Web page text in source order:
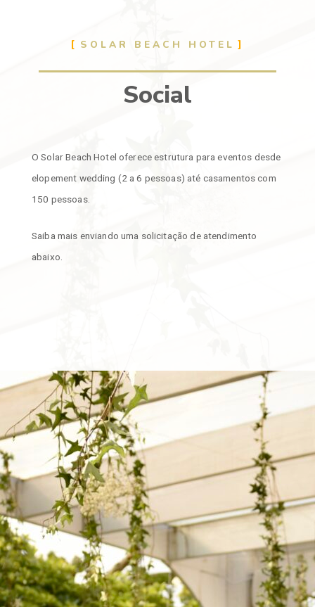
SOLAR BEACH HOTEL
Social
O Solar Beach Hotel oferece estrutura para eventos desde
elopement wedding (2 a 6 pessoas) até casamentos com
150 pessoas.
Saiba mais enviando uma solicitação de atendimento
abaixo.